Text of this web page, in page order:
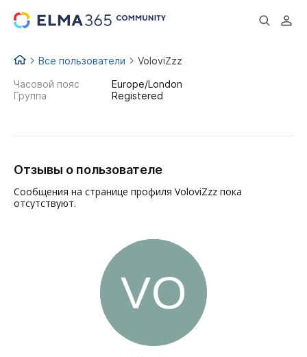
...
Все пользователи VoloviZzz
Часовой пояс
Europe/London
Группа
Registered
Отзывы о пользователе
Сообщения на странице профиля VoloviZzz пока
отсутствуют.